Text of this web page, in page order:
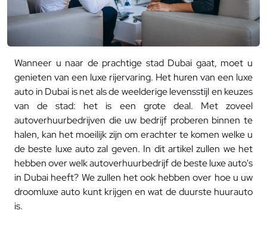
Wanneer u naar de prachtige stad Dubai gaat, moet u
genieten van een luxe rijervaring. Het huren van een luxe
auto in Dubai is net als de weelderige levensstijl en keuzes
van de stad: het is een grote deal. Met zoveel
autoverhuurbedrijven die uw bedrijf proberen binnen te
halen, kan het moeilijk zijn om erachter te komen welke u
de beste luxe auto zal geven. In dit artikel zullen we het
hebben over welk autoverhuurbedrijf de beste luxe auto's
in Dubai heeft? We zullen het ook hebben over hoe u uw
droomluxe auto kunt krijgen en wat de duurste huurauto
is.